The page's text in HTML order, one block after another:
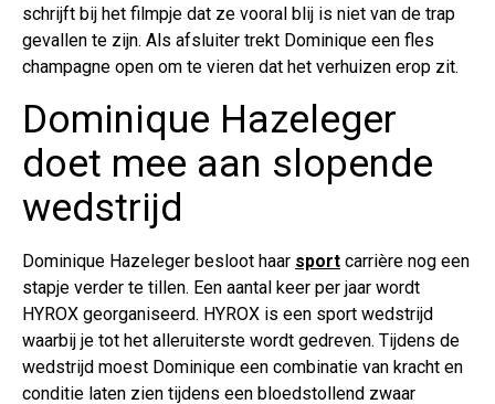
schrijft bij het filmpje dat ze vooral blij is niet van de trap
gevallen te zijn. Als afsluiter trekt Dominique een fles
champagne open om te vieren dat het verhuizen erop zit.
Dominique Hazeleger
doet mee aan slopende
wedstrijd
Dominique Hazeleger besloot haar sport carrière nog een
stapje verder te tillen. Een aantal keer per jaar wordt
HYROX georganiseerd. HYROX is een sport wedstrijd
waarbij je tot het alleruiterste wordt gedreven. Tijdens de
wedstrijd moest Dominique een combinatie van kracht en
conditie laten zien tijdens een bloedstollend zwaar